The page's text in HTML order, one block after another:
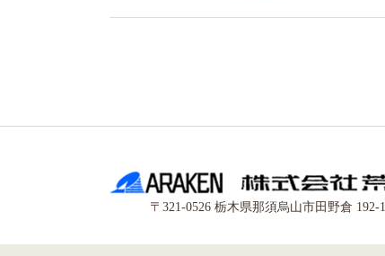
〒321-0526 栃木県那須烏山市田野倉 192-1